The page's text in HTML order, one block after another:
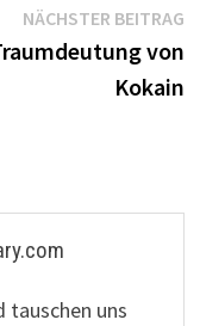
NÄCHSTER BEITRAG
von
Kokain
tauschen uns